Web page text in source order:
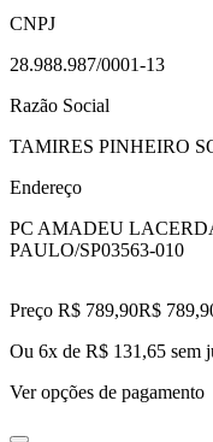
CNPJ
28.988.987/0001-13
Razão Social
TAMIRES PINHEIRO
Endereço
PC AMADEU
PAULO/SP03563-010
Preço R$ 789,90R$ 789,
Ou 6x de R$ 131,65 sem
Ver opções de pagamento